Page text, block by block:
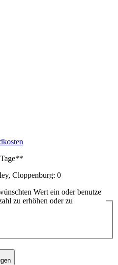
Cloppenburg: 0
Wert ein oder benutze
zu erhöhen oder zu